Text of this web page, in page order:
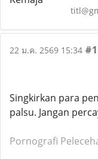
22 ม.ค. 2569 15:34
Singkirkan para
palsu. Jangan
Pornografi